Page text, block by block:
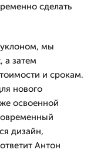
сделать
уклоном, мы
а затем
и срокам.
нового
освоенной
дизайн,
Антон